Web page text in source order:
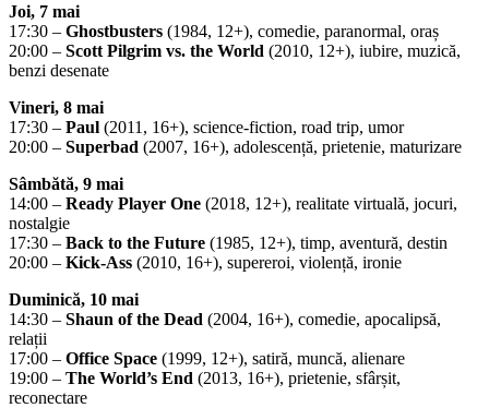
Joi, 7 mai
17:30 – Ghostbusters (1984, 12+), comedie, paranormal, oraș
20:00 – Scott Pilgrim vs. the World (2010, 12+), iubire, muzică,
benzi desenate
Vineri, 8 mai
17:30 – Paul (2011, 16+), science-fiction, road trip, umor
20:00 – Superbad (2007, 16+), adolescență, prietenie, maturizare
Sâmbătă, 9 mai
14:00 – Ready Player One (2018, 12+), realitate virtuală, jocuri,
nostalgie
17:30 – Back to the Future (1985, 12+), timp, aventură, destin
20:00 – Kick-Ass (2010, 16+), supereroi, violență, ironie
Duminică, 10 mai
14:30 – Shaun of the Dead (2004, 16+), comedie, apocalipsă,
relații
17:00 – Office Space (1999, 12+), satiră, muncă, alienare
19:00 – The World’s End (2013, 16+), prietenie, sfârșit,
reconectare